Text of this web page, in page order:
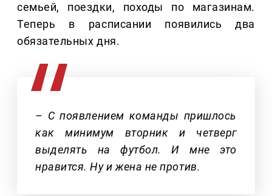
семьей, поездки, походы по магазинам.
Теперь в расписании появились два
обязательных дня.
– С появлением команды пришлось
как минимум вторник и четверг
выделять на футбол. И мне это
нравится. Ну и жена не против.